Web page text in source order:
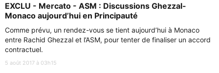
EXCLU - Mercato - ASM : Discussions Ghezzal-
Monaco aujourd’hui en Principauté
Comme prévu, un rendez-vous se tient aujourd’hui à Monaco
entre Rachid Ghezzal et l’ASM, pour tenter de finaliser un accord
contractuel.
5 août 2017 à 03h15